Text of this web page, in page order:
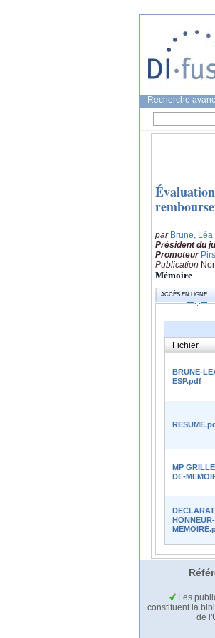
Recherche
par Brune, Léa
Président du
Promoteur
Publication
Mémoire
ACCÈS EN LIGNE
Fichier
BRUNE-
ESP.pdf
MP
DE-
HONNEUR-
Les
constituent la
de